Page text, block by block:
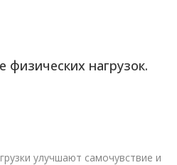
нагрузок.
улучшают самочувствие и